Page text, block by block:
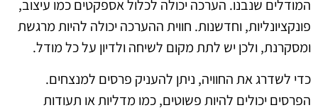
המודלים שנבנו. הערכה יכולה לכלול אספקטים כמו עיצוב,
פונקציונליות, וחדשנות. חווית ההערכה יכולה להיות מרגשת
ומסקרנת, ולכן יש לתת מקום לשיחה ולדיון על כל מודל.
כדי לשדרג את החוויה, ניתן להעניק פרסים למנצחים.
הפרסים יכולים להיות פשוטים, כמו מדליות או תעודות